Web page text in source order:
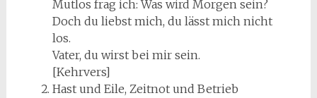
Mutlos frag ich: Was wird Morgen sein?
Doch du liebst mich, du lässt mich nicht
los.
Vater, du wirst bei mir sein.
[Kehrvers]
Hast und Eile, Zeitnot und Betrieb